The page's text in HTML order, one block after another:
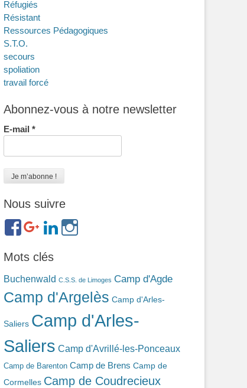
Réfugiés
Résistant
Ressources Pédagogiques
S.T.O.
secours
spoliation
travail forcé
Abonnez-vous à notre newsletter
E-mail *
Nous suivre
https://www.facebook.com/groups/
ref=br_rs
https://plus.google.com/b/114372604835066525589/
https://www.linkedin.com/in/gigi-
bonin-
Mots clés
Buchenwald C.S.S. de Limoges Camp d'Agde
Camp d'Argelès Camp d'Arles-
Saliers Camp d'Arles-
Saliers Camp d'Avrillé-les-Ponceaux
Camp de Barenton Camp de Brens Camp de
Cormelles Camp de Coudrecieux